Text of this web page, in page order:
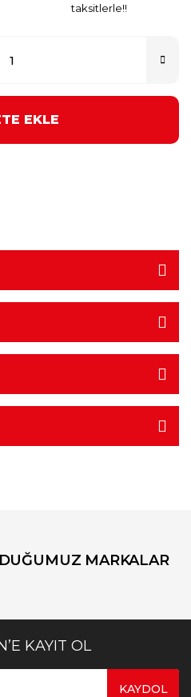
taksitlerle!!
EKLE
MARKALAR
KAYIT OL
KAYDOL